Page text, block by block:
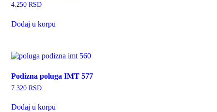
4.250 RSD
Dodaj u korpu
Podizna poluga IMT 577
7.320 RSD
Dodaj u korpu